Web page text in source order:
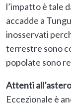
l’impatto è tale
accadde a
inosservati
terrestre sono
popolate sono
Attenti
Eccezionale è